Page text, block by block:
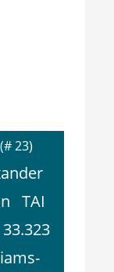
(# 23)
TAI